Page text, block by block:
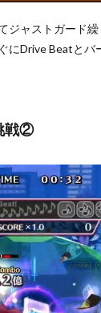
ャストガード繰
にDrive Beatとバ
戦②